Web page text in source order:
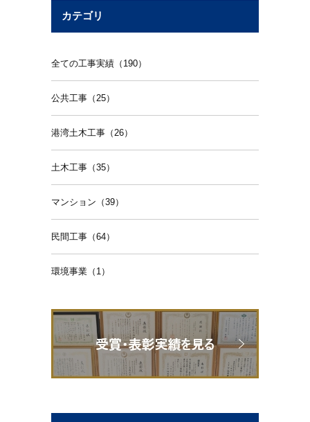
カテゴリ
全ての工事実績（190）
公共工事（25）
港湾土木工事（26）
土木工事（35）
マンション（39）
民間工事（64）
環境事業（1）